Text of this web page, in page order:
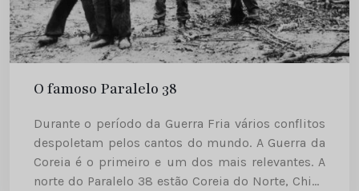
O famoso Paralelo 38
Durante o período da Guerra Fria vários conflitos
despoletam pelos cantos do mundo. A Guerra da
Coreia é o primeiro e um dos mais relevantes. A
norte do Paralelo 38 estão Coreia do Norte, China